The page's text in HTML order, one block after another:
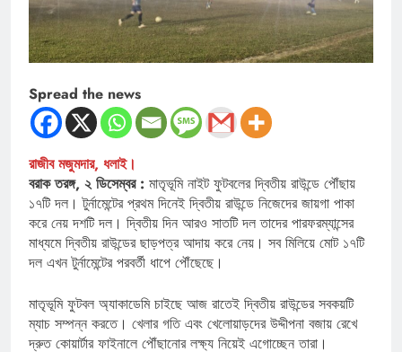
Spread the news
রাজীব মজুমদার, ধলাই।
বরাক তরঙ্গ, ২ ডিসেম্বর : মাতৃভূমি নাইট ফুটবলের দ্বিতীয় রাউন্ডে পৌঁছায়
১৭টি দল। টুর্নামেন্টের প্রথম দিনেই দ্বিতীয় রাউন্ডে নিজেদের জায়গা পাকা
করে নেয় দশটি দল। দ্বিতীয় দিন আরও সাতটি দল তাদের পারফরম্যান্সের
মাধ্যমে দ্বিতীয় রাউন্ডের ছাড়পত্র আদায় করে নেয়। সব মিলিয়ে মোট ১৭টি
দল এখন টুর্নামেন্টের পরবর্তী ধাপে পৌঁছেছে।
মাতৃভূমি ফুটবল অ্যাকাডেমি চাইছে আজ রাতেই দ্বিতীয় রাউন্ডের সবকয়টি
ম্যাচ সম্পন্ন করতে। খেলার গতি এবং খেলোয়াড়দের উদ্দীপনা বজায় রেখে
দ্রুত কোয়ার্টার ফাইনালে পৌঁছানোর লক্ষ্য নিয়েই এগোচ্ছেন তারা।